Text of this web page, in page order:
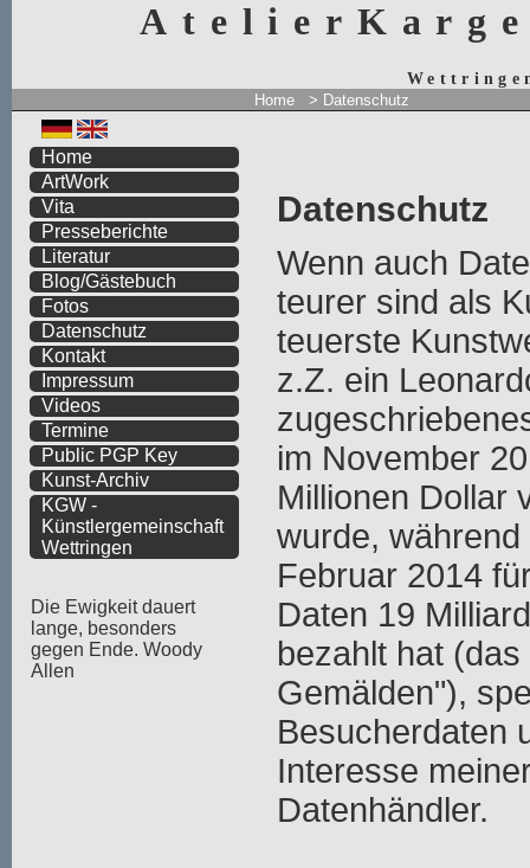
Home > Datenschutz
Datenschutz
Wenn auch
teurer sind als
teuerste
z.Z. ein
im November
Millionen Dollar
wurde,
Februar 2014
Daten 19
bezahlt hat
Gemälden"),
Besucherdaten
Interesse
Datenhändler.
Home
ArtWork
Vita
Presseberichte
Literatur
Blog/Gästebuch
Fotos
Datenschutz
Kontakt
Impressum
Videos
Termine
Public PGP Key
Kunst-Archiv
KGW -
Künstlergemeinschaft
Wettringen
Die Ewigkeit dauert
lange, besonders
gegen Ende. Woody
Allen